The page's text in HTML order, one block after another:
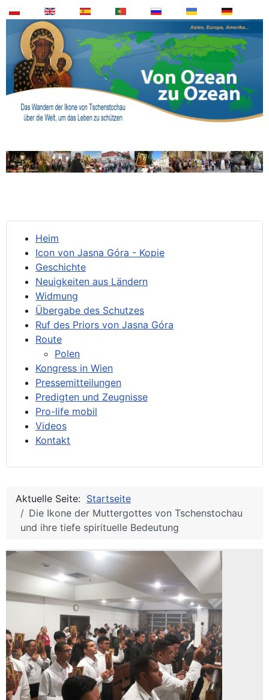
Heim
Icon von Jasna Góra - Kopie
Geschichte
Neuigkeiten aus Ländern
Widmung
Übergabe des Schutzes
Ruf des Priors von Jasna Góra
Route
Polen
Kongress in Wien
Pressemitteilungen
Predigten und Zeugnisse
Pro-life mobil
Videos
Kontakt
Aktuelle Seite: Startseite
Die Ikone der Muttergottes von Tschenstochau
und ihre tiefe spirituelle Bedeutung